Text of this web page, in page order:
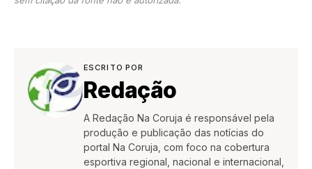
ESCRITO POR
Redação
A Redação Na Coruja é responsável pela
produção e publicação das notícias do
portal Na Coruja, com foco na cobertura
esportiva regional, nacional e internacional,